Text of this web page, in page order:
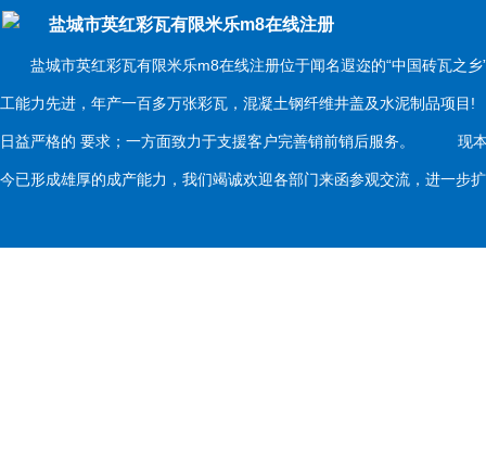
盐城市英红彩瓦有限米乐m8在线注册
盐城市英红彩瓦有限米乐m8在线注册位于闻名遐迩的“中国砖瓦之乡
工能力先进，年产一百多万张彩瓦，混凝土钢纤维井盖及水泥制品项
日益严格的 要求；一方面致力于支援客户完善销前销后服务。 现本
今已形成雄厚的成产能力，我们竭诚欢迎各部门来函参观交流，进一